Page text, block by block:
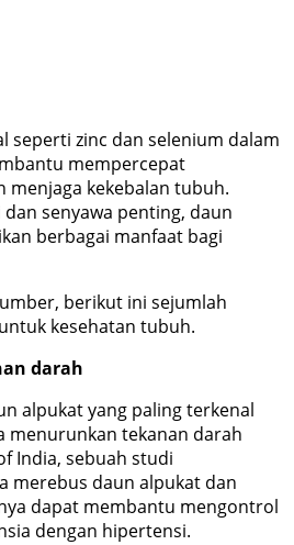
seperti zinc dan selenium dalam
mempercepat
menjaga kekebalan tubuh.
senyawa penting, daun
berbagai manfaat bagi
berikut ini sejumlah
kesehatan tubuh.
darah
alpukat yang paling terkenal
menurunkan tekanan darah
India, sebuah studi
merebus daun alpukat dan
dapat membantu mengontrol
dengan hipertensi.